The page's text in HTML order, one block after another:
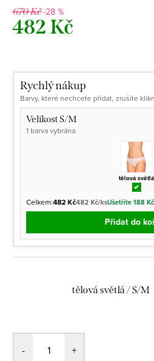
670 Kč-28 %
482 Kč
Rychlý nákup
Barvy, které nechcete přidat, zrušíte
Velikost S/M
1 barva vybrána
tělová světlá
Celkem:482 Kč482 Kč/ksUšetříte 188
Přidat do
tělová světlá / S/M